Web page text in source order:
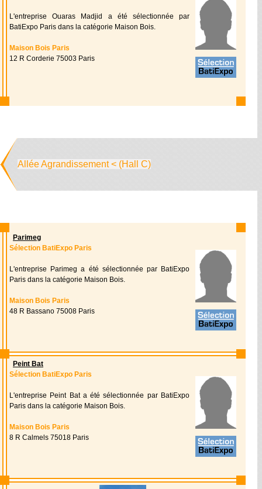
L'entreprise Ouaras Madjid a été sélectionnée par
BatiExpo Paris dans la catégorie Maison Bois.
Maison Bois Paris
12 R Corderie 75003 Paris
Allée Agrandissement < (Hall C)
Parimeg
Sélection BatiExpo Paris
L'entreprise Parimeg a été sélectionnée par BatiExpo
Paris dans la catégorie Maison Bois.
Maison Bois Paris
48 R Bassano 75008 Paris
Peint Bat
Sélection BatiExpo Paris
L'entreprise Peint Bat a été sélectionnée par BatiExpo
Paris dans la catégorie Maison Bois.
Maison Bois Paris
8 R Calmels 75018 Paris